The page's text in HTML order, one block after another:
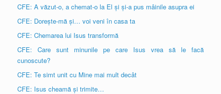
CFE: A văzut-o, a chemat-o la El și și-a pus mâinile asupra ei
CFE: Dorește-mă și… voi veni în casa ta
CFE: Chemarea lui Isus transformă
CFE: Care sunt minunile pe care Isus vrea să le facă
cunoscute?
CFE: Te simt unit cu Mine mai mult decât
CFE: Isus cheamă și trimite…